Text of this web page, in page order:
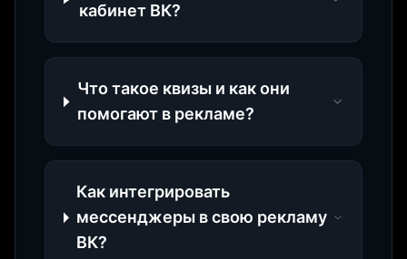
кабинет ВК?
Что такое квизы и как они
помогают в рекламе?
Как интегрировать
мессенджеры в свою рекламу
ВК?